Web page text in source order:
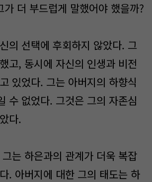
가 더 부드럽게 말했어야 했을까?
의 선택에 후회하지 않았다. 그
고, 동시에 자신의 인생과 비전
있었다. 그는 아버지의 하향식
수 없었다. 그것은 그의 자존심
다.
는 하은과의 관계가 더욱 복잡
. 아버지에 대한 그의 태도는 하